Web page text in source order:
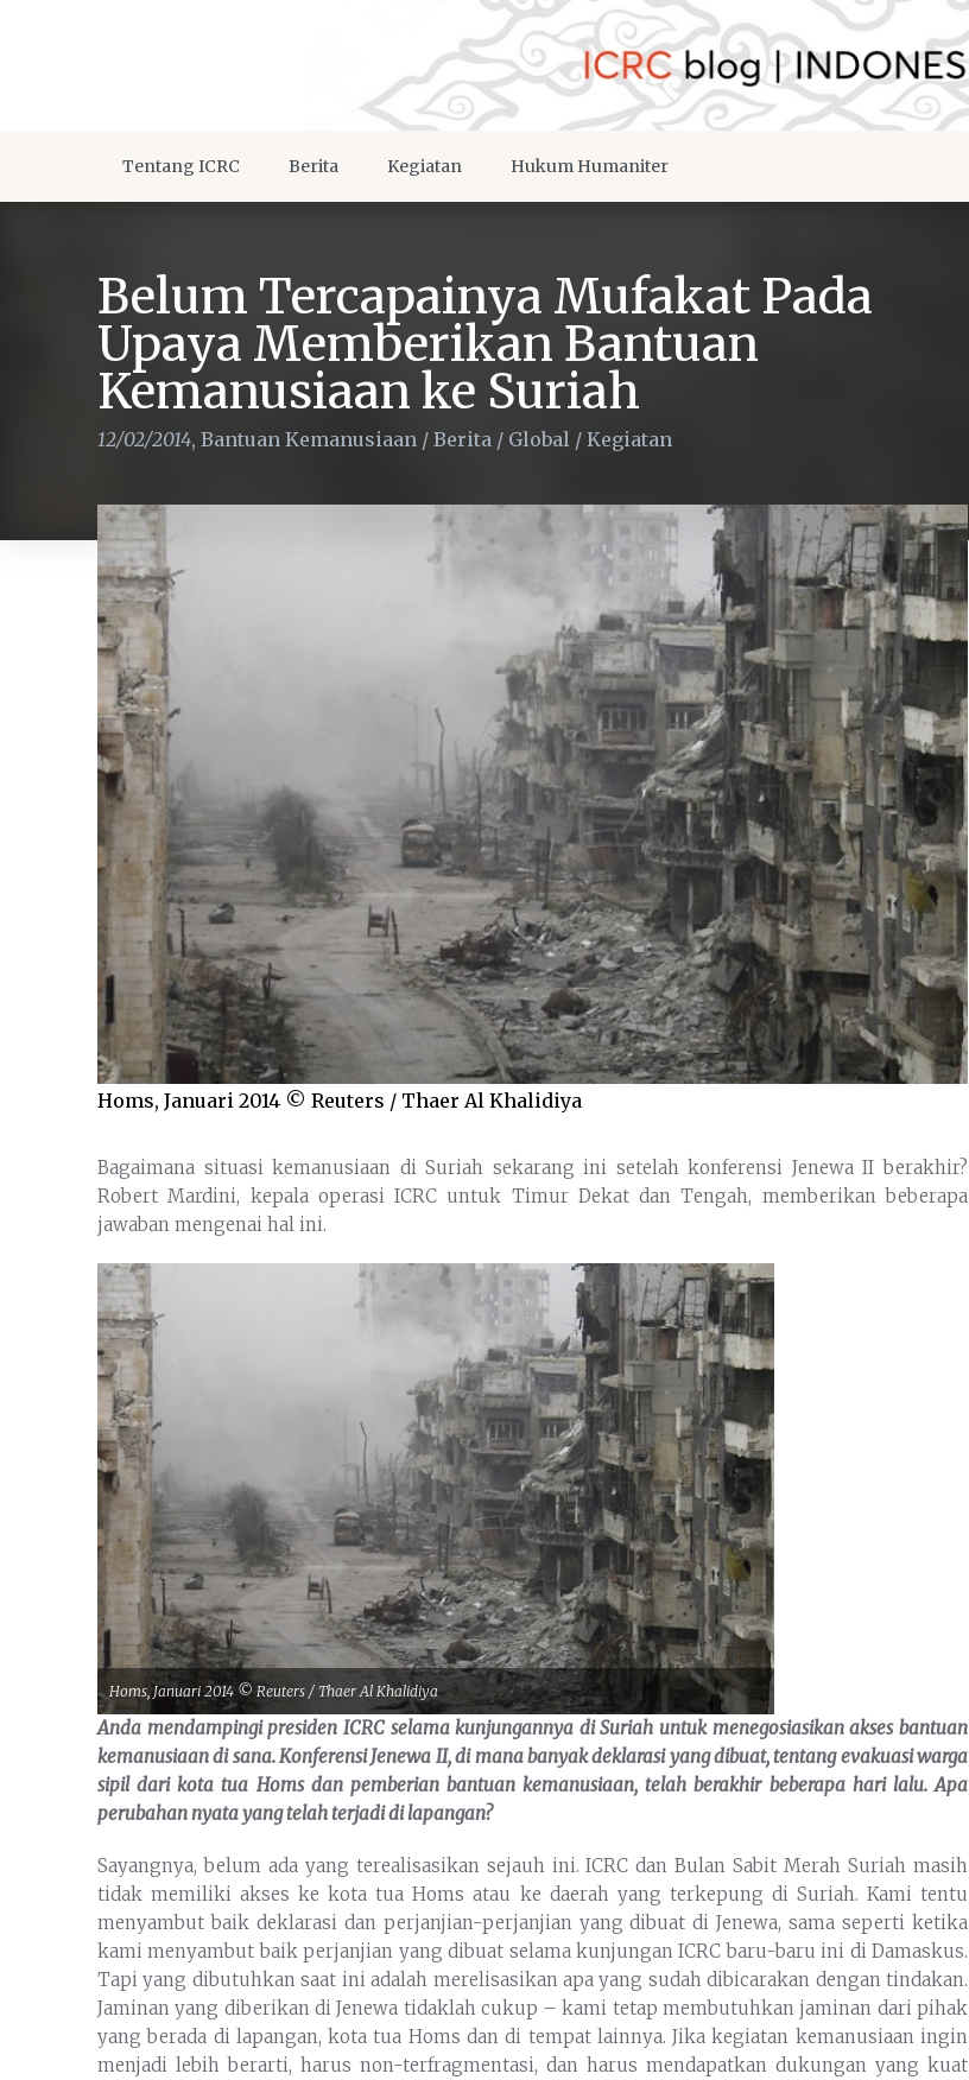
Tentang ICRC Berita Kegiatan Hukum Humaniter
Belum Tercapainya Mufakat Pada
Upaya Memberikan Bantuan
Kemanusiaan ke Suriah
12/02/2014, Bantuan Kemanusiaan / Berita / Global / Kegiatan
Homs, Januari 2014 © Reuters / Thaer Al Khalidiya
Bagaimana situasi kemanusiaan di Suriah sekarang ini setelah konferensi Jenewa II berakhir?
Robert Mardini, kepala operasi ICRC untuk Timur Dekat dan Tengah, memberikan beberapa
jawaban mengenai hal ini.
Homs, Januari 2014 © Reuters / Thaer Al Khalidiya
Anda mendampingi presiden ICRC selama kunjungannya di Suriah untuk menegosiasikan akses bantuan
kemanusiaan disana. Konferensi Jenewa II, di mana banyak deklarasi yang dibuat, tentang evakuasi warga
sipil dari kota tua Homs dan pemberian bantuan kemanusiaan, telah berakhir beberapa hari lalu. Apa
perubahan nyata yang telah terjadi di lapangan?
Sayangnya, belum ada yang terealisasikan sejauh ini. ICRC dan Bulan Sabit Merah Suriah masih
tidak memiliki akses ke kota tua Homs atau ke daerah yang terkepung di Suriah. Kami tentu
menyambut baik deklarasi dan perjanjian-perjanjian yang dibuat di Jenewa, sama seperti ketika
kami menyambut baik perjanjian yang dibuat selama kunjungan ICRC baru-baru ini di Damaskus.
Tapi yang dibutuhkan saat ini adalah merelisasikan apa yang sudah dibicarakan dengan tindakan.
Jaminan yang diberikan di Jenewa tidaklah cukup – kami tetap membutuhkan jaminan dari pihak
yang berada di lapangan, kota tua Homs dan di tempat lainnya. Jika kegiatan kemanusiaan ingin
menjadi lebih berarti, harus non-terfragmentasi, dan harus mendapatkan dukungan yang kuat